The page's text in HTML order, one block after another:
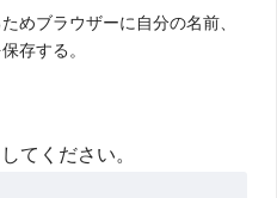
めブラウザーに自分の名前、
存する。
てください。